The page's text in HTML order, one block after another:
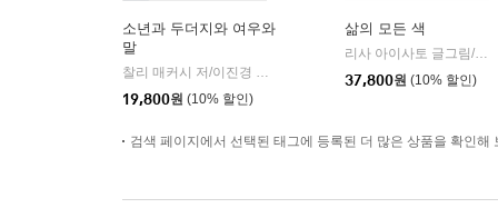
소년과 두더지와 여우와
말
찰리 매커시 저/이진경 역
19,800원 (10% 할인)
삶의 모든 색
리사 아이사토 글그림/김지은 역
37,800원 (10% 할인)
검색 페이지에서 선택된 태그에 등록된 더 많은 상품을 확인해